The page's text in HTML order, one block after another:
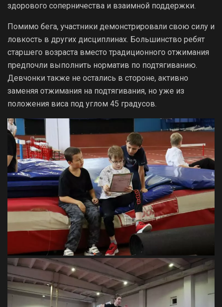
здорового соперничества и взаимной поддержки.
Помимо бега, участники демонстрировали свою силу и
ловкость в других дисциплинах. Большинство ребят
старшего возраста вместо традиционного отжимания
предпочли выполнить норматив по подтягиванию.
Девчонки также не остались в стороне, активно
заменяя отжимания на подтягивания, но уже из
положения виса под углом 45 градусов.